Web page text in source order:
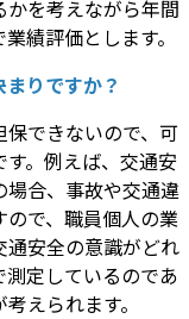
を考えながら年間
績評価とします。
りですか？
できないので、可
。例えば、交通安
合、事故や交通違
で、職員個人の業
安全の意識がどれ
定しているのであ
えられます。